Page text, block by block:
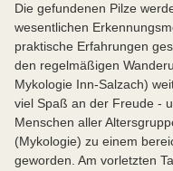
Die gefundenen Pilze
wesentlichen
praktische Erfahrungen
den regelmäßigen
Mykologie Inn-Salzach)
viel Spaß an der Freude -
Menschen aller
(Mykologie) zu einem
geworden. Am vorletzten